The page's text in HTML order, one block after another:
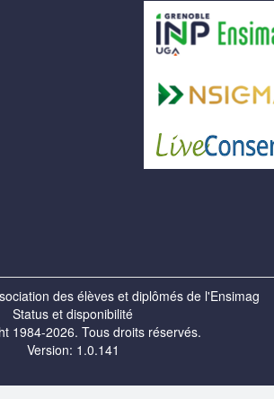
des élèves et diplômés de l'Ensimag
Status et disponibilité
1984-2026. Tous droits réservés.
Version: 1.0.141